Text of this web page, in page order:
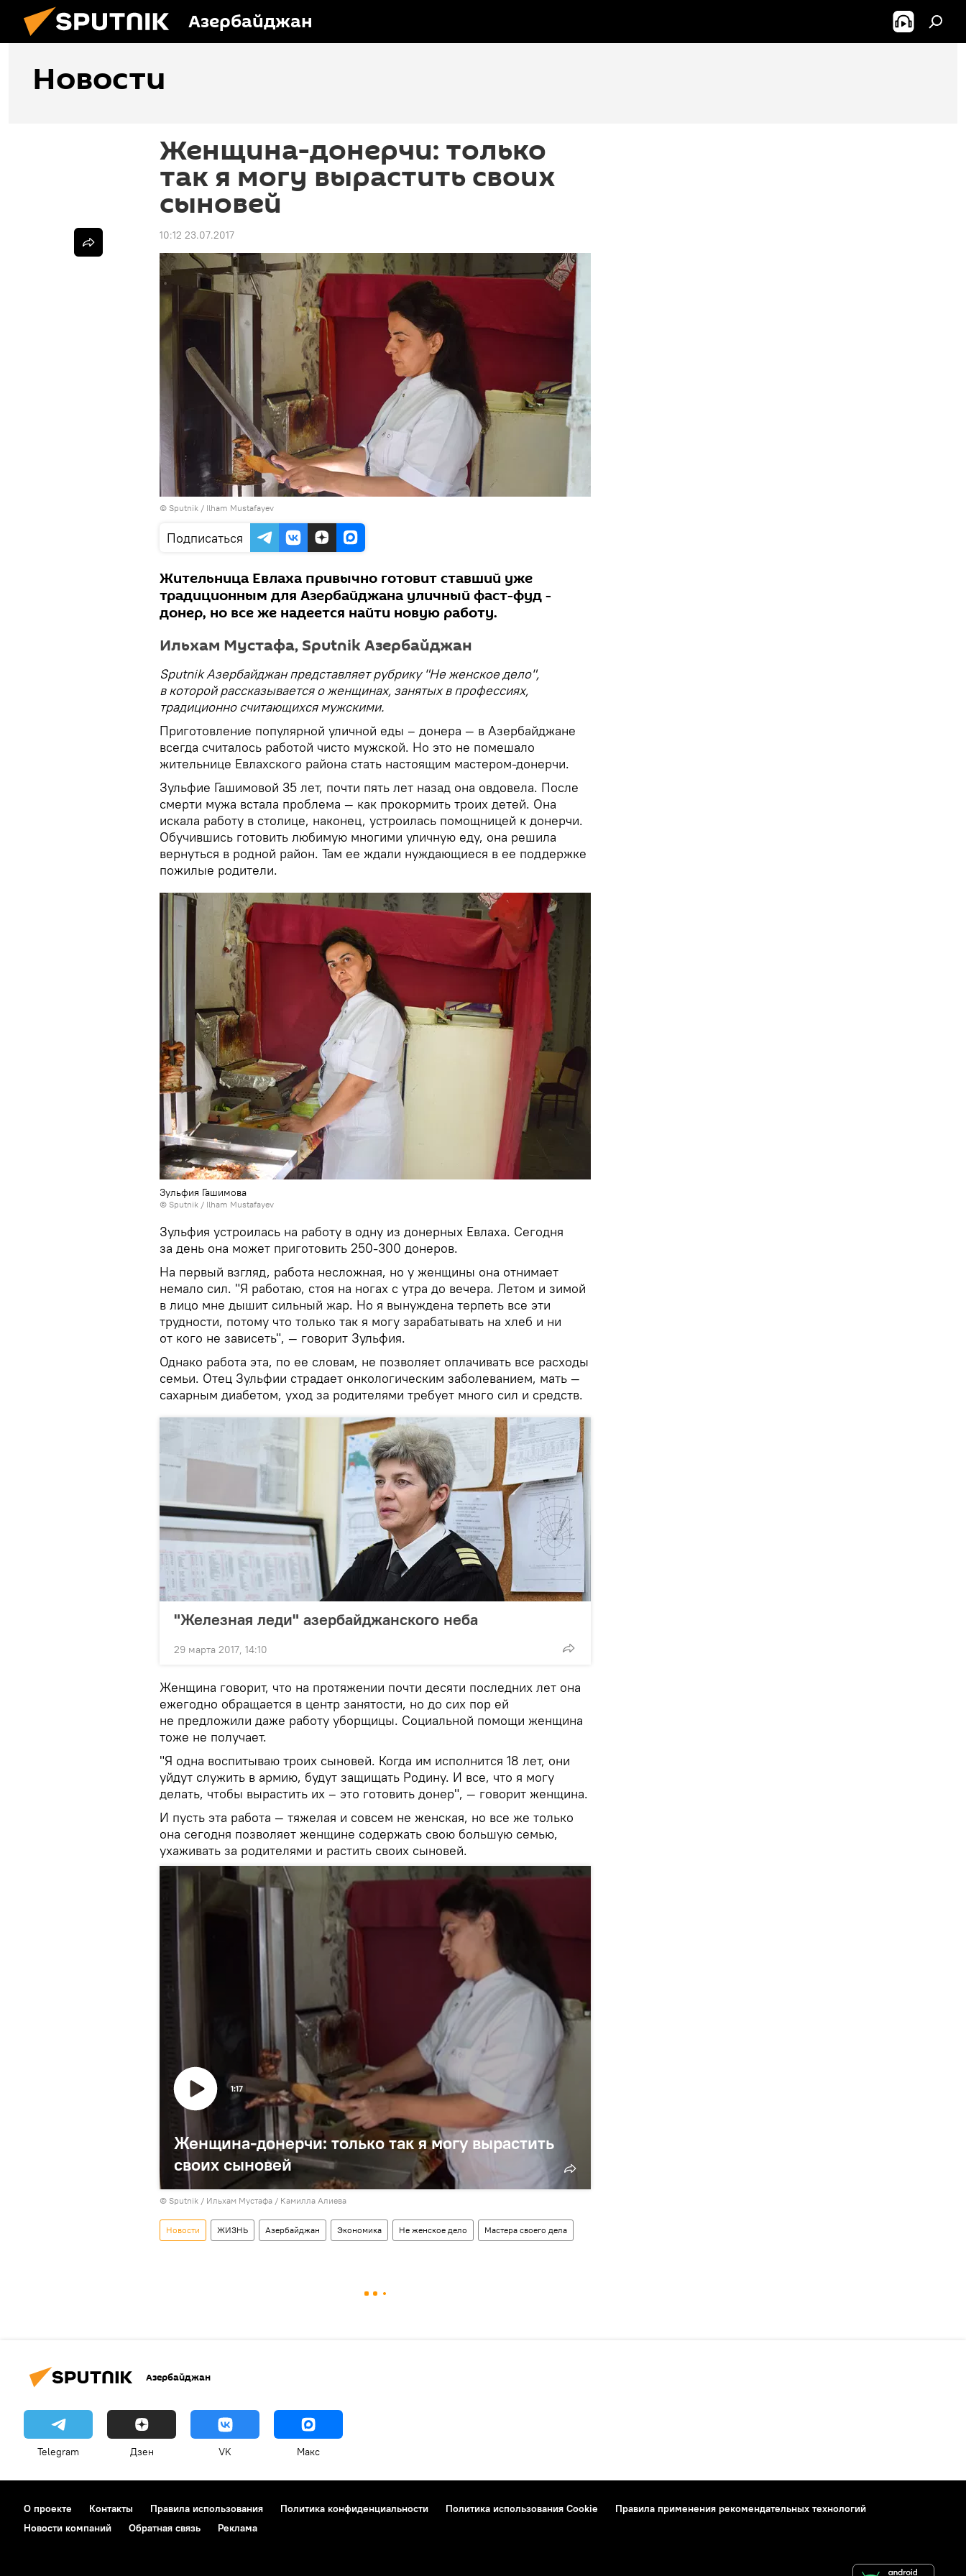
Азербайджан
Новости
Женщина-донерчи: только
так я могу вырастить своих
сыновей
10:12 23.07.2017
© Sputnik / Ilham Mustafayev
Подписаться
Жительница Евлаха привычно готовит ставший уже
традиционным для Азербайджана уличный фаст-фуд -
донер, но все же надеется найти новую работу.
Ильхам Мустафа, Sputnik Азербайджан
Sputnik Азербайджан представляет рубрику "Не женское дело",
в которой рассказывается о женщинах, занятых в профессиях,
традиционно считающихся мужскими.
Приготовление популярной уличной еды – донера — в Азербайджане
всегда считалось работой чисто мужской. Но это не помешало
жительнице Евлахского района стать настоящим мастером-донерчи.
Зульфие Гашимовой 35 лет, почти пять лет назад она овдовела. После
смерти мужа встала проблема — как прокормить троих детей. Она
искала работу в столице, наконец, устроилась помощницей к донерчи.
Обучившись готовить любимую многими уличную еду, она решила
вернуться в родной район. Там ее ждали нуждающиеся в ее поддержке
пожилые родители.
Зульфия Гашимова
© Sputnik / Ilham Mustafayev
Зульфия устроилась на работу в одну из донерных Евлаха. Сегодня
за день она может приготовить 250-300 донеров.
На первый взгляд, работа несложная, но у женщины она отнимает
немало сил. "Я работаю, стоя на ногах с утра до вечера. Летом и зимой
в лицо мне дышит сильный жар. Но я вынуждена терпеть все эти
трудности, потому что только так я могу зарабатывать на хлеб и ни
от кого не зависеть", — говорит Зульфия.
Однако работа эта, по ее словам, не позволяет оплачивать все расходы
семьи. Отец Зульфии страдает онкологическим заболеванием, мать —
сахарным диабетом, уход за родителями требует много сил и средств.
"Железная леди" азербайджанского неба
29 марта 2017, 14:10
Женщина говорит, что на протяжении почти десяти последних лет она
ежегодно обращается в центр занятости, но до сих пор ей
не предложили даже работу уборщицы. Социальной помощи женщина
тоже не получает.
"Я одна воспитываю троих сыновей. Когда им исполнится 18 лет, они
уйдут служить в армию, будут защищать Родину. И все, что я могу
делать, чтобы вырастить их – это готовить донер", — говорит женщина.
И пусть эта работа — тяжелая и совсем не женская, но все же только
она сегодня позволяет женщине содержать свою большую семью,
ухаживать за родителями и растить своих сыновей.
Женщина-донерчи: только так я могу вырастить
своих сыновей
1:17
© Sputnik / Ильхам Мустафа / Камилла Алиева
Новости ЖИЗНЬ Азербайджан Экономика Не женское дело Мастера своего дела
Азербайджан
Telegram Дзен VK Макс
О проекте Контакты Правила использования Политика конфиденциальности Политика использования Cookie
Правила применения рекомендательных технологий
Новости компаний
Обратная связь Реклама